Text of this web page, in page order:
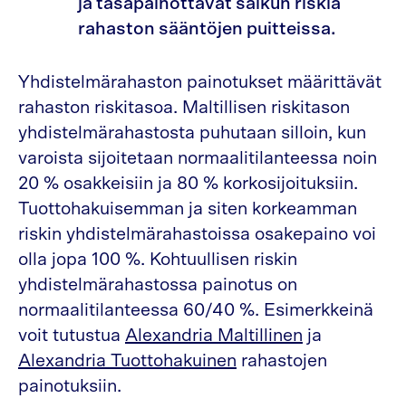
rahaston sääntöjen puitteissa.
Yhdistelmärahaston painotukset määrittävät
rahaston riskitasoa. Maltillisen riskitason
yhdistelmärahastosta puhutaan silloin, kun
varoista sijoitetaan normaalitilanteessa noin
20 % osakkeisiin ja 80 % korkosijoituksiin.
Tuottohakuisemman ja siten korkeamman
riskin yhdistelmärahastoissa osakepaino voi
olla jopa 100 %. Kohtuullisen riskin
yhdistelmärahastossa painotus on
normaalitilanteessa 60/40 %. Esimerkkeinä
voit tutustua Alexandria Maltillinen ja
Alexandria Tuottohakuinen rahastojen
painotuksiin.